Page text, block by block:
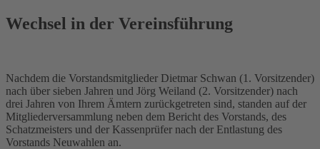
Wechsel in der Vereinsführung
Nachdem die Vorstandsmitglieder Dietmar Schwan (1. Vorsitzender)
nach über sieben Jahren und Jörg Weiland (2. Vorsitzender) nach
drei Jahren von Ihrem Ämtern zurückgetreten sind, standen auf der
Mitgliederversammlung neben dem Bericht des Vorstands, des
Schatzmeisters und der Kassenprüfer nach der Entlastung des
Vorstands Neuwahlen an.